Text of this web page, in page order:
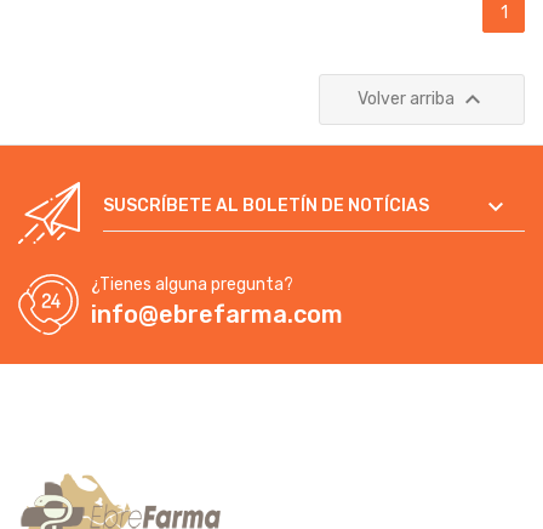
1
Volver arriba 
SUSCRÍBETE AL BOLETÍN DE NOTÍCIAS 
¿Tienes alguna pregunta?
info@ebrefarma.com